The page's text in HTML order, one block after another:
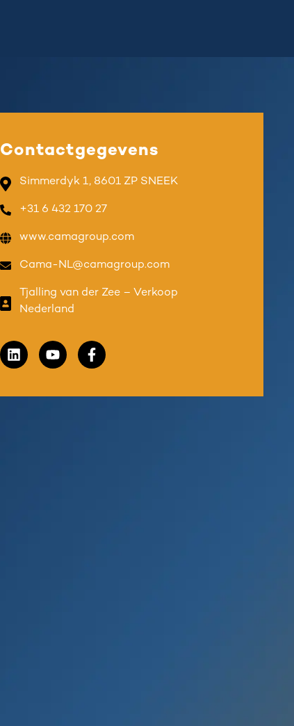
Contactgegevens
Simmerdyk 1, 8601 ZP SNEEK
+31 6 432 170 27
www.camagroup.com
Cama-NL@camagroup.com
Tjalling van der Zee – Verkoop
Nederland